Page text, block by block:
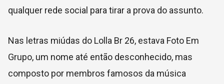
qualquer rede social para tirar a prova do assunto.
Nas letras miúdas do Lolla Br 26, estava Foto Em
Grupo, um nome até então desconhecido, mas
composto por membros famosos da música